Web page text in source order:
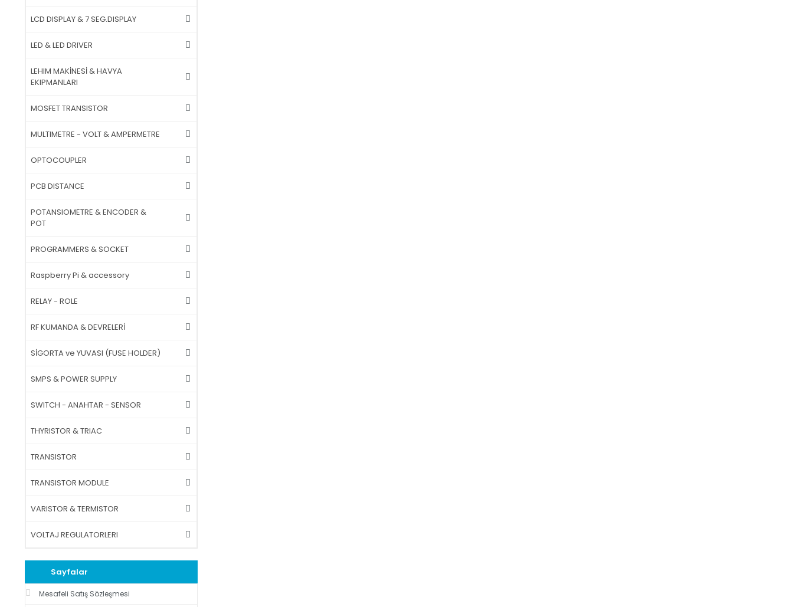
LCD DISPLAY & 7 SEG.DISPLAY
LED & LED DRIVER
LEHIM MAKİNESİ & HAVYA
EKIPMANLARI
MOSFET TRANSISTOR
MULTIMETRE - VOLT & AMPERMETRE
OPTOCOUPLER
PCB DISTANCE
POTANSIOMETRE & ENCODER &
POT
PROGRAMMERS & SOCKET
Raspberry Pi & accessory
RELAY - ROLE
RF KUMANDA & DEVRELERİ
SİGORTA ve YUVASI (FUSE HOLDER)
SMPS & POWER SUPPLY
SWITCH - ANAHTAR - SENSOR
THYRISTOR & TRIAC
TRANSISTOR
TRANSISTOR MODULE
VARISTOR & TERMISTOR
VOLTAJ REGULATORLERI
Sayfalar
Mesafeli Satış Sözleşmesi